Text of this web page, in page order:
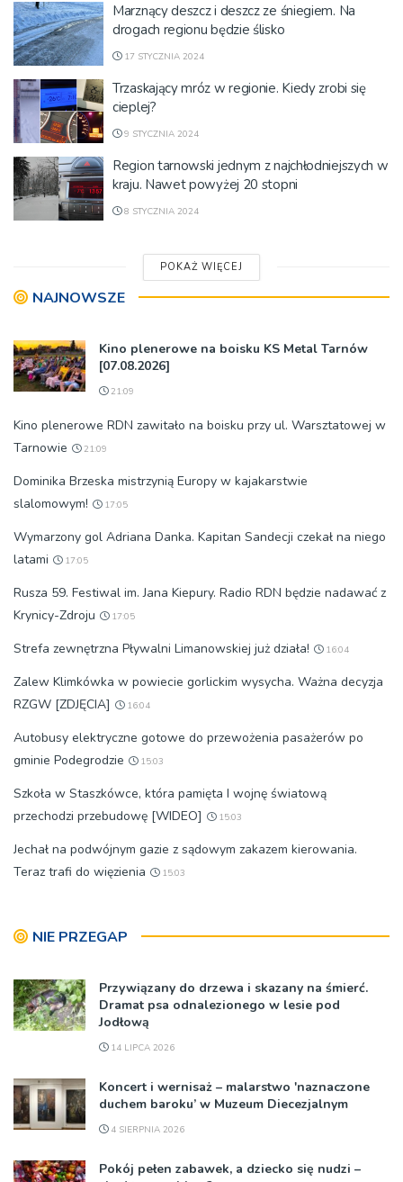
Marznący deszcz i deszcz ze śniegiem. Na
drogach regionu będzie ślisko
17 STYCZNIA 2024
Trzaskający mróz w regionie. Kiedy zrobi się
cieplej?
9 STYCZNIA 2024
Region tarnowski jednym z najchłodniejszych w
kraju. Nawet powyżej 20 stopni
8 STYCZNIA 2024
POKAŻ WIĘCEJ
NAJNOWSZE
Kino plenerowe na boisku KS Metal Tarnów
[07.08.2026]
21:09
Kino plenerowe RDN zawitało na boisku przy ul. Warsztatowej w
Tarnowie
21:09
Dominika Brzeska mistrzynią Europy w kajakarstwie
slalomowym!
17:05
Wymarzony gol Adriana Danka. Kapitan Sandecji czekał na niego
latami
17:05
Rusza 59. Festiwal im. Jana Kiepury. Radio RDN będzie nadawać z
Krynicy-Zdroju
17:05
Strefa zewnętrzna Pływalni Limanowskiej już działa! 16:04
Zalew Klimkówka w powiecie gorlickim wysycha. Ważna decyzja
RZGW [ZDJĘCIA]
16:04
Autobusy elektryczne gotowe do przewożenia pasażerów po
gminie Podegrodzie
15:03
Szkoła w Staszkówce, która pamięta I wojnę światową
przechodzi przebudowę [WIDEO]
15:03
Jechał na podwójnym gazie z sądowym zakazem kierowania.
Teraz trafi do więzienia
15:03
NIE PRZEGAP
Przywiązany do drzewa i skazany na śmierć.
Dramat psa odnalezionego w lesie pod
Jodłową
14 LIPCA 2026
Koncert i wernisaż – malarstwo 'naznaczone
duchem baroku’ w Muzeum Diecezjalnym
4 SIERPNIA 2026
Pokój pełen zabawek, a dziecko się nudzi –